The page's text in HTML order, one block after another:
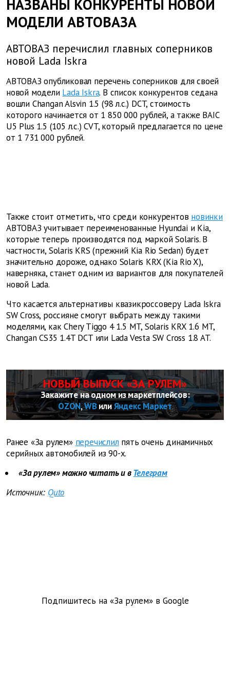
НАЗВАНЫ КОНКУРЕНТЫ НОВОЙ
МОДЕЛИ АВТОВАЗА
АВТОВАЗ перечислил главных соперников
новой Lada Iskra
АВТОВАЗ опубликовал перечень соперников для своей
новой модели Lada Iskra. В список конкурентов седана
вошли Changan Alsvin 1.5 (98 л.с.) DCT, стоимость
которого начинается от 1 850 000 рублей, а также BAIC
U5 Plus 1.5 (105 л.с.) CVT, который предлагается по цене
от 1 731 000 рублей.
Также стоит отметить, что среди конкурентов новинки
АВТОВАЗ учитывает переименованные Hyundai и Kia,
которые теперь производятся под маркой Solaris. В
частности, Solaris KRS (прежний Kia Rio Sedan) будет
значительно дороже, однако Solaris KRX (Kia Rio X),
наверняка, станет одним из вариантов для покупателей
новой Lada.
Что касается альтернативы квазикроссоверу Lada Iskra
SW Cross, россияне смогут выбрать между такими
моделями, как Chery Tiggo 4 1.5 MT, Solaris KRX 1.6 MT,
Changan CS35 1.4T DCT или Lada Vesta SW Cross 1.8 AT.
НОВЫЙ ВЫПУСК «ЗА РУЛЕМ»
Закажите на одном из маркетплейсов:
OZON,WBилиЯндекс Маркет
Ранее «За рулем» перечислилпять очень динамичных
серийных автомобилей из 90-х.
«За рулем» можно читать и вТелеграм
Источник: Quto
Подпишитесь на «За рулем» в Google